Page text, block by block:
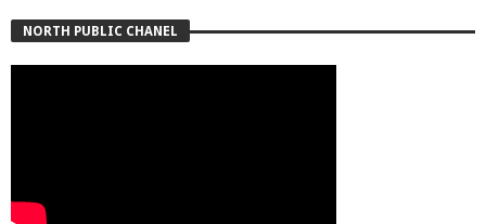
NORTH PUBLIC CHANEL